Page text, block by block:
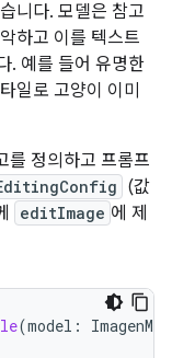
니다. 모델은 참고
하고 이를 텍스트
. 예를 들어 유명한
일로 고양이 이미
를 정의하고 프롬프
(값
editImage 에 제
(model :